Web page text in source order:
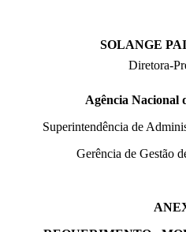
SOLANGE
Diretora-
Agência Nacional
Superintendência de
Gerência de Gestão